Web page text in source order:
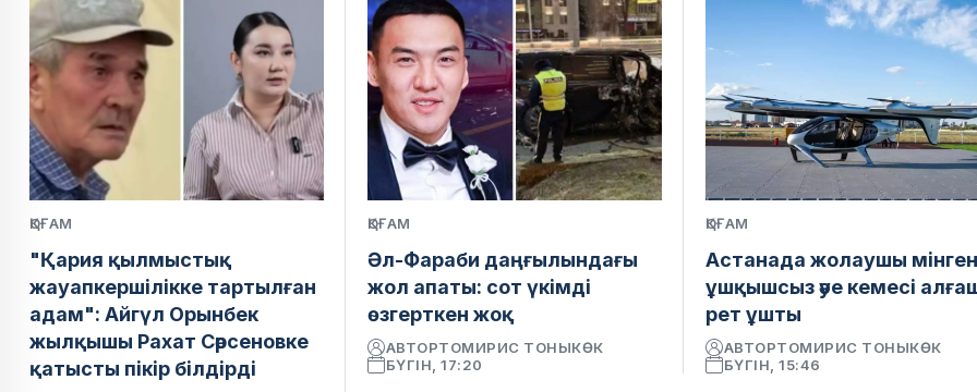
ҚОҒАМ
"Қария қылмыстық
жауапкершілікке тартылған
адам": Айгүл Орынбек
жылқышы Рахат Сәрсеновке
қатысты пікір білдірді
ҚОҒАМ
Әл-Фараби даңғылындағы
жол апаты: сот үкімді
өзгерткен жоқ
АВТОРТОМИРИС ТОНЫКӨК
БҮГІН, 17:20
ҚОҒАМ
Астанада жолаушы
ұшқышсыз әуе кемесі
рет ұшты
АВТОРТОМИРИС ТОНЫКӨК
БҮГІН, 15:46